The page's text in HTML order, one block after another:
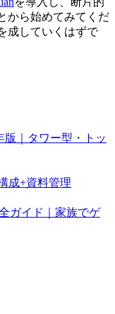
から始めてみてくだ
成していくはずで
版｜タワー型・トッ
成+資料管理
ガイド｜家族でゲ